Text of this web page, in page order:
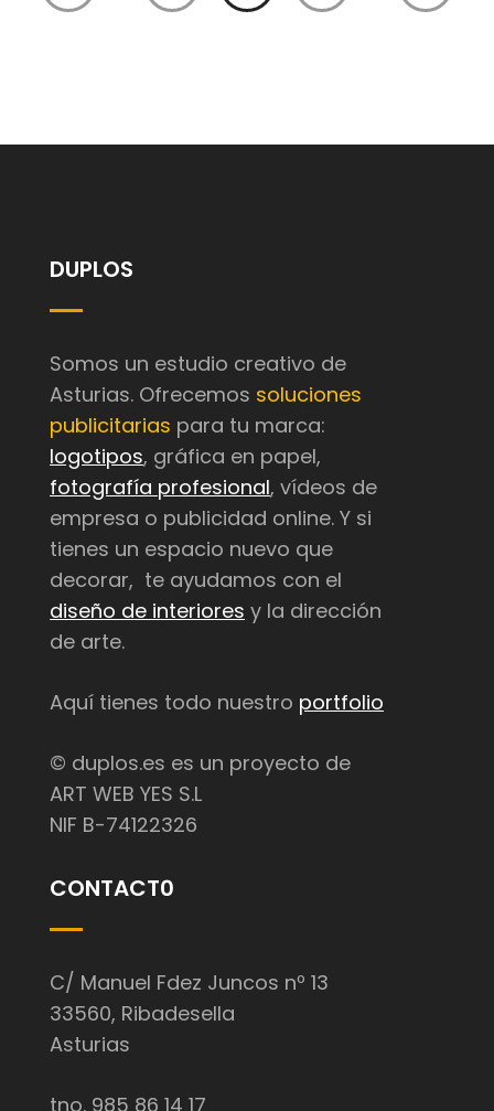
DUPLOS
Somos un estudio creativo de
Asturias. Ofrecemos soluciones
publicitarias para tu marca:
logotipos, gráfica en papel,
fotografía profesional, vídeos de
empresa o publicidad online. Y si
tienes un espacio nuevo que
decorar, te ayudamos con el
diseño de interiores y la dirección
de arte.
Aquí tienes todo nuestro portfolio
© duplos.es es un proyecto de
ART WEB YES S.L
NIF B-74122326
CONTACT0
C/ Manuel Fdez Juncos nº 13
33560, Ribadesella
Asturias
tno. 985 86 14 17